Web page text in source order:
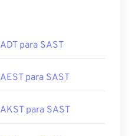
ADT para SAST
AEST para SAST
AKST para SAST